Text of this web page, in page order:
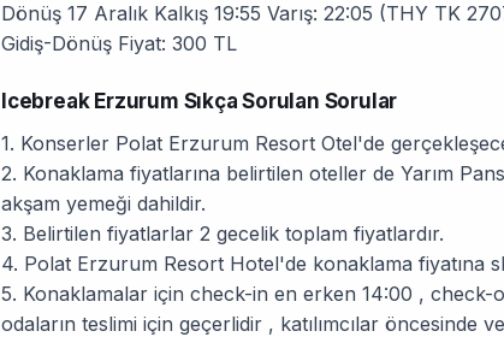
Dönüş 17 Aralık Kalkış 19:55 Varış: 22:05 (THY TK
Gidiş-Dönüş Fiyat: 300 TL
Icebreak Erzurum Sıkça Sorulan Sorular
1. Konserler Polat Erzurum Resort Otel'de
2. Konaklama fiyatlarına belirtilen oteller de Yarım
akşam yemeği dahildir.
3. Belirtilen fiyatlarlar 2 gecelik toplam fiyatlardır.
4. Polat Erzurum Resort Hotel'de konaklama fiyatına
5. Konaklamalar için check-in en erken 14:00 , check-
odaların teslimi için geçerlidir , katılımcılar öncesinde